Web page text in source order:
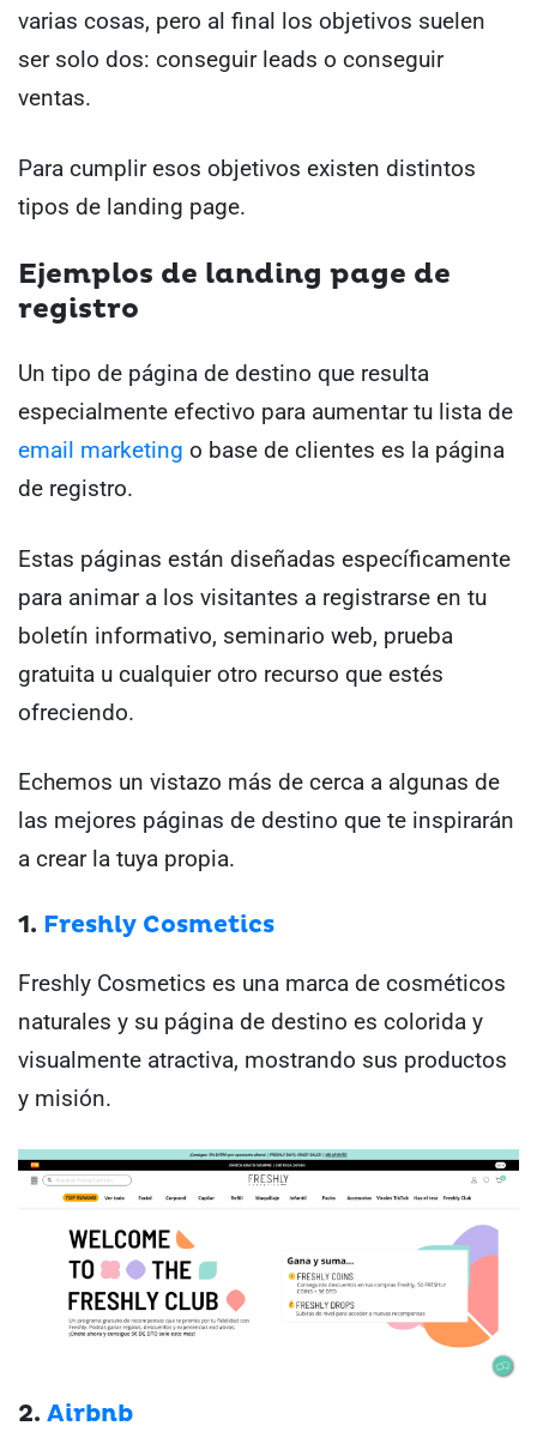
varias cosas, pero al final los objetivos suelen
ser solo dos: conseguir leads o conseguir
ventas.
Para cumplir esos objetivos existen distintos
tipos de landing page.
Ejemplos de landing page de
registro
Un tipo de página de destino que resulta
especialmente efectivo para aumentar tu lista de
email marketing o base de clientes es la página
de registro.
Estas páginas están diseñadas específicamente
para animar a los visitantes a registrarse en tu
boletín informativo, seminario web, prueba
gratuita u cualquier otro recurso que estés
ofreciendo.
Echemos un vistazo más de cerca a algunas de
las mejores páginas de destino que te inspirarán
a crear la tuya propia.
1. Freshly Cosmetics
Freshly Cosmetics es una marca de cosméticos
naturales y su página de destino es colorida y
visualmente atractiva, mostrando sus productos
y misión.
2. Airbnb